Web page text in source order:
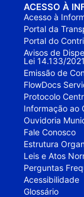
ACESSO À
Acesso à
Portal da
Portal do
Avisos de
Lei 14.133/2021
Emissão de
FlowDocs
Protocolo
Informação ao
Ouvidoria
Fale Conosco
Estrutura
Leis e Atos
Perguntas
Acessibilidade
Glossário